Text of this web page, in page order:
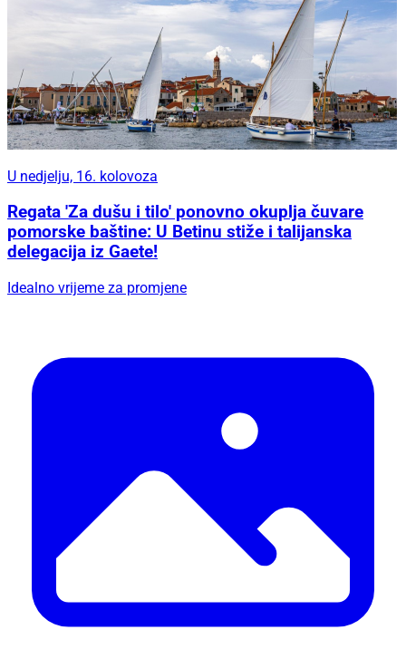
U nedjelju, 16. kolovoza
Regata 'Za dušu i tilo' ponovno okuplja čuvare
pomorske baštine: U Betinu stiže i talijanska
delegacija iz Gaete!
Idealno vrijeme za promjene